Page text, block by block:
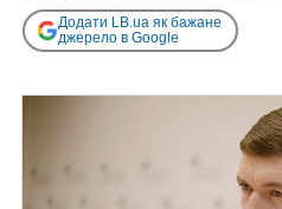
Додати LB.ua як бажане
джерело в Google